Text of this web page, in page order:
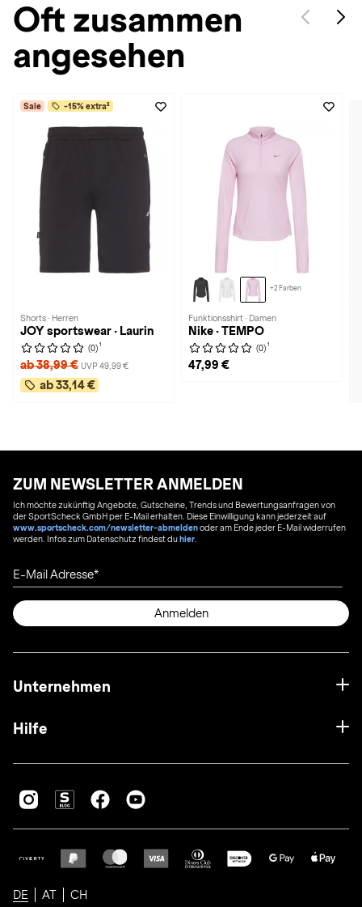
Oft zusammen
angesehen
Sale -15% extra²
Shorts · Herren
JOY sportswear · Laurin
(0) 1
ab 38,99 € UVP 49,99 €
ab 33,14 €
+2 Farben
Funktionsshirt · Damen
Nike · TEMPO
(0) 1
47,99 €
ZUM NEWSLETTER ANMELDEN
Ich möchte zukünftig Angebote, Gutscheine, Trends und Bewertungsanfragen von
der SportScheck GmbH per E-Mail erhalten. Diese Einwilligung kann jederzeit auf
www.sportscheck.com/newsletter-abmeldenoder am Ende jeder E-Mail widerrufen
werden. Infos zum Datenschutz findest duhier
E-Mail Adresse
Anmelden
Unternehmen
Hilfe
DE AT CH